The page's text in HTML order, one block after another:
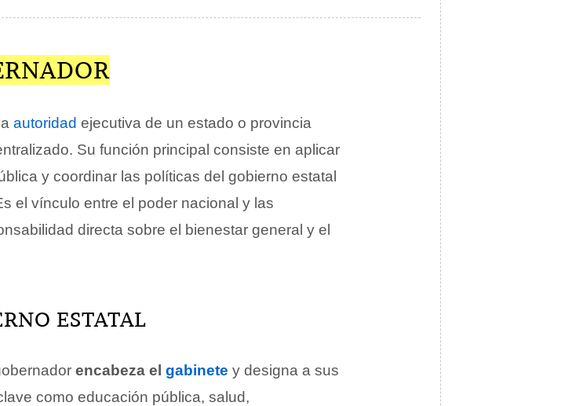
autoridad ejecutiva de un estado o provincia
Su función principal consiste en aplicar
y coordinar las políticas del gobierno estatal
el vínculo entre el poder nacional y las
directa sobre el bienestar general y el
ESTATAL
encabeza el gabinete y designa a sus
como educación pública, salud,